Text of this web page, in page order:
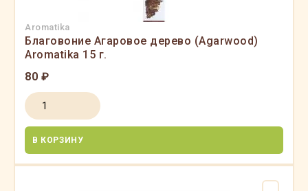
Aromatika
Благовоние Агаровое дерево (Agarwood)
Aromatika 15 г.
80 ₽
В КОРЗИНУ